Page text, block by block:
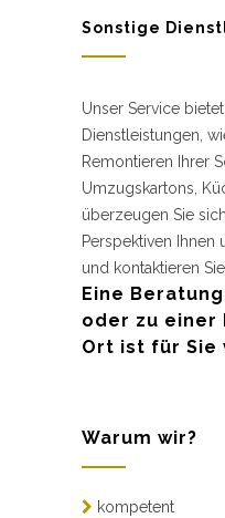
Sonstige
Unser Service
Dienstleistungen,
Remontieren Ihrer
Umzugskartons,
überzeugen Sie
Perspektiven Ihnen
und kontaktieren Sie
Eine
oder zu einer
Ort ist für
Warum wir?
kompetent